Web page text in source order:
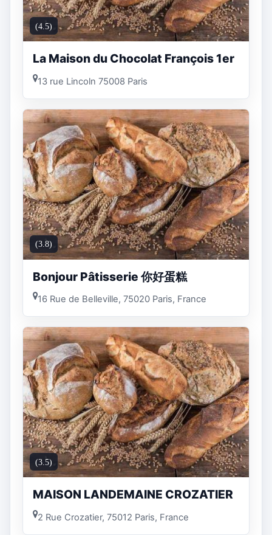
(4.5)
La Maison du Chocolat François 1er
13 rue Lincoln 75008 Paris
(3.8)
Bonjour Pâtisserie 你好蛋糕
16 Rue de Belleville, 75020 Paris, France
(3.5)
MAISON LANDEMAINE CROZATIER
2 Rue Crozatier, 75012 Paris, France